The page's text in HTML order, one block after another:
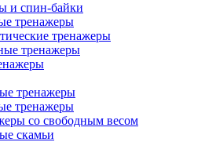
и спин-байки
тренажеры
тренажеры
тренажеры
тренажеры
тренажеры
со свободным весом
скамьи